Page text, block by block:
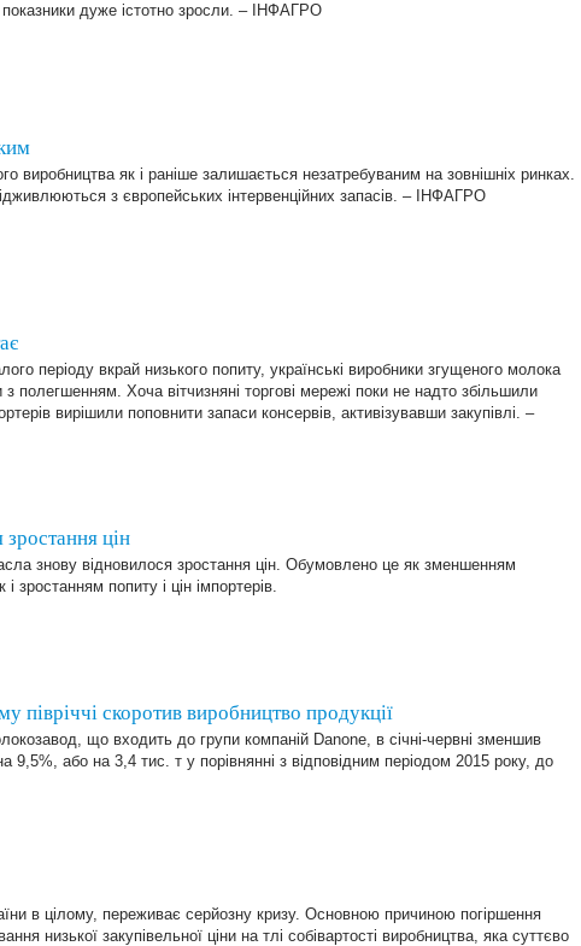
показники дуже істотно зросли. – ІНФАГРО
виробництва як і раніше залишається незатребуваним на зовнішніх ринках.
з європейських інтервенційних запасів. – ІНФАГРО
періоду вкрай низького попиту, українські виробники згущеного молока
з полегшенням. Хоча вітчизняні торгові мережі поки не надто збільшили
вирішили поповнити запаси консервів, активізувавши закупівлі. –
цін
знову відновилося зростання цін. Обумовлено це як зменшенням
і зростанням попиту і цін імпортерів.
скоротив виробництво продукції
що входить до групи компаній Danone, в січні-червні зменшив
9,5%, або на 3,4 тис. т у порівнянні з відповідним періодом 2015 року, до
в цілому, переживає серйозну кризу. Основною причиною погіршення
низької закупівельної ціни на тлі собівартості виробництва, яка суттєво